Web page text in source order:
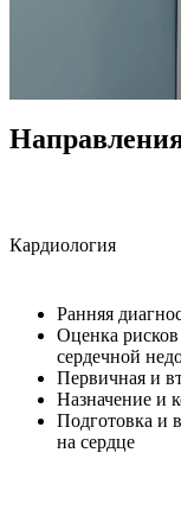
Кардиология
Ранняя
Оценка рисков
сердечной
Первичная и
Назначение и
Подготовка и
на сердце